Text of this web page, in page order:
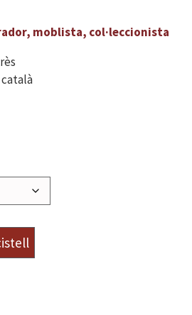
moblista, col·leccionista